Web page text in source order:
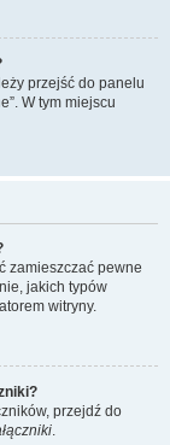
przejść do panelu
W tym miejscu
zamieszczać pewne
jakich typów
witryny.
przejdź do
.